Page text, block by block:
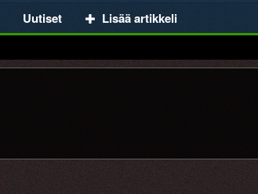
Uutiset Lisää artikkeli